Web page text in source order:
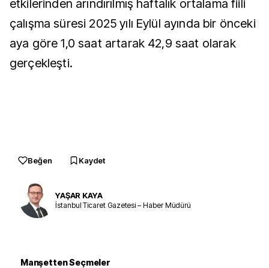
etkilerinden arındırılmış haftalık ortalama fiili
çalışma süresi 2025 yılı Eylül ayında bir önceki
aya göre 1,0 saat artarak 42,9 saat olarak
gerçekleşti.
Beğen Kaydet
YAŞAR KAYA
İstanbul Ticaret Gazetesi – Haber Müdürü
Manşetten Seçmeler